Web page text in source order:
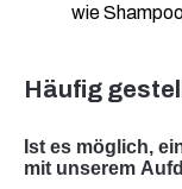
wie
Häufig
Ist es möglich,
mit unserem